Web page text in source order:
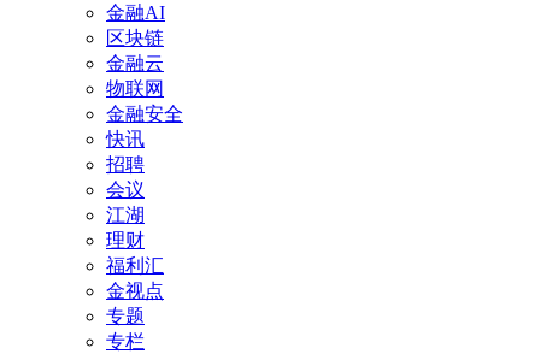
金融AI
区块链
金融云
物联网
金融安全
快讯
招聘
会议
江湖
理财
福利汇
金视点
专题
专栏